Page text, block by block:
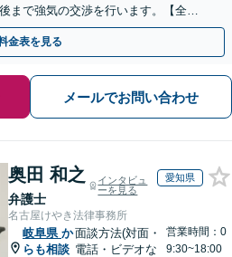
まで強気の交渉を行います。【全国
。
金表を見る
メールでお問い合わせ
奥田 和之
弁護士
インタビュ
ーを見る
愛知県
名古屋けやき法律事務所
岐阜県 か
らも相談
面談方法(対面・
電話・ビデオな
営業時間：0
9:30~18:00